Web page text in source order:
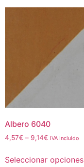
Albero 6040
4,57€ – 9,14€ IVA Incluido
Seleccionar opciones